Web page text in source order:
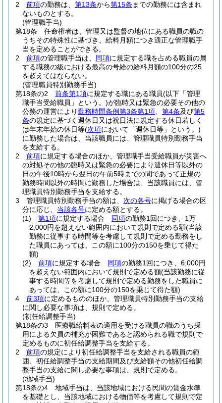
2
前項の勤務は、 第13条から第15条 までの勤務には含まれ
ないものとする。
(管理職手当)
第18条
任命権者は、管理又は監督の地位にある職員の職の
うちその特殊性に基づき、給料月額につき適正な管理職手
当を定めることができる。
2
前項の管理職手当は、 同項に規定する職を占める職員の属
する職務の級における最高の号給の給料月額の100分の25
を超えてはならない。
(管理職員特別勤務手当)
第18条の2
前条第1項に規定する職にある職員(以下「管理
職手当受給職員」という。)が臨時又は緊急の必要その他の
公務の運営により勤務時間条例第3条第1項 第4条及び第5
条の規定に基づく週休日又は祝日法に規定する休日若しく
は年末年始の休日等(次項において「週休日等」という。)
に勤務した場合は、当該職員には、管理職員特別勤務手当
を支給する。
2
前項に規定する場合のほか、管理職手当受給職員が災害へ
の対処その他の臨時又は緊急の必要により週休日等以外の
日の午後10時から翌日の午前5時までの間であって正規の
勤務時間以外の時間に勤務した場合は、当該職員には、管
理職員特別勤務手当を支給する。
3
管理職員特別勤務手当の額は、 次の各号に掲げる場合の区
分に応じ、 当該各号に定める額とする。
(1)
第1項に規定する場合 同項の勤務1回につき、1万
2,000円を超えない範囲内において規則で定める額(当該
勤務に従事する時間等を考慮して規則で定める勤務をし
た職員にあっては、この額に100分の150を乗じて得た
額)
(2)
前項に規定する場合 同項の勤務1回につき、6,000円
を超えない範囲内において規則で定める額(当該勤務に従
事する時間等を考慮して規則で定める勤務をした職員に
あっては、この額に100分の150を乗じて得た額)
4
前3項に定めるもののほか、管理職員特別勤務手当の支給
に関し必要な事項は、規則で定める。
(初任給調整手当)
第18条の3
医療職給料表の適用を受ける職員の職のうち採
用による欠員の補充が困難であると認められる職で規則で
定めるものに初任給調整手当を支給する。
2
前項の規定により初任給調整手当を支給される職員の範
囲、初任給調整手当の支給期間及び支給額その他初任給調
整手当の支給に関し必要な事項は、規則で定める。
(地域手当)
第18条の4
地域手当は、当該地域における民間の賃金水準
を基礎とし、当該地域における物価等を考慮して規則で定